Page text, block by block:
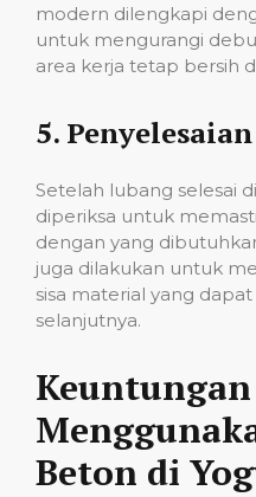
modern dilengkapi
untuk mengurangi
area kerja tetap bersih
5.
Setelah lubang selesai
diperiksa untuk
dengan yang
juga dilakukan untuk
sisa material yang
selanjutnya.
Keuntungan
Beton di